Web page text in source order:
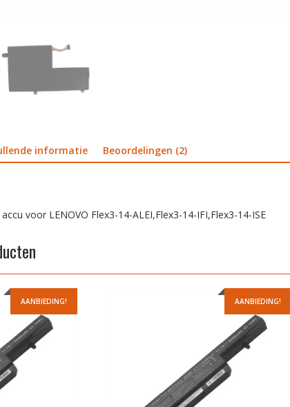
informatie Beoordelingen (2)
voor LENOVO Flex3-14-ALEI,Flex3-14-IFI,Flex3-14-ISE
AANBIEDING! AANBIEDING!